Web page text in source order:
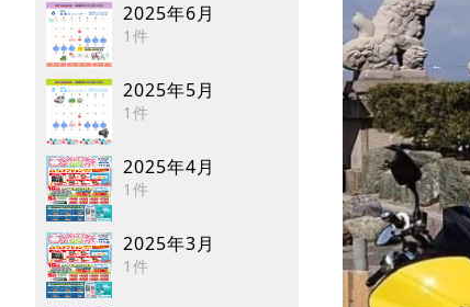
2025年6月
1件
2025年5月
1件
2025年4月
1件
2025年3月
1件